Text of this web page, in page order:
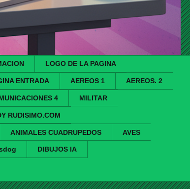
LOGO DE LA PAGINA
ENTRADA AEREOS 1 AEREOS. 2
4 MILITAR
RUDISIMO.COM
ANIMALES CUADRUPEDOS AVES
DIBUJOS IA